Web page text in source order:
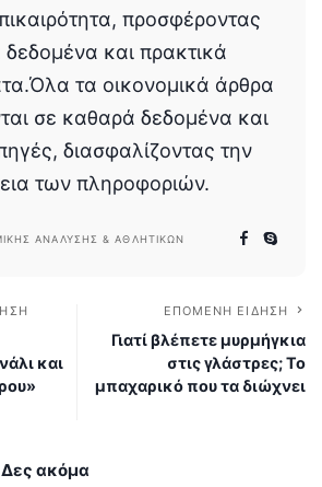
προσφέροντας
και πρακτικά
τα οικονομικά άρθρα
σε καθαρά δεδομένα και
διασφαλίζοντας την
των πληροφοριών.
ΑΝΆΛΥΣΗΣ & ΑΘΛΗΤΙΚΏΝ
και
ΕΠΌΜΕΝΗ ΕΊΔΗΣΗ
Γιατί βλέπετε μυρμήγκια
στις γλάστρες; Το
μπαχαρικό που τα διώχνει
Δες ακόμα